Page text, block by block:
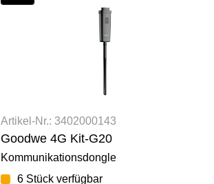
Artikel-Nr.: 3402000133
Goodwe SCU3000 A-S
Solar Communication Unit
Verfügbar ab KW: 46/2026